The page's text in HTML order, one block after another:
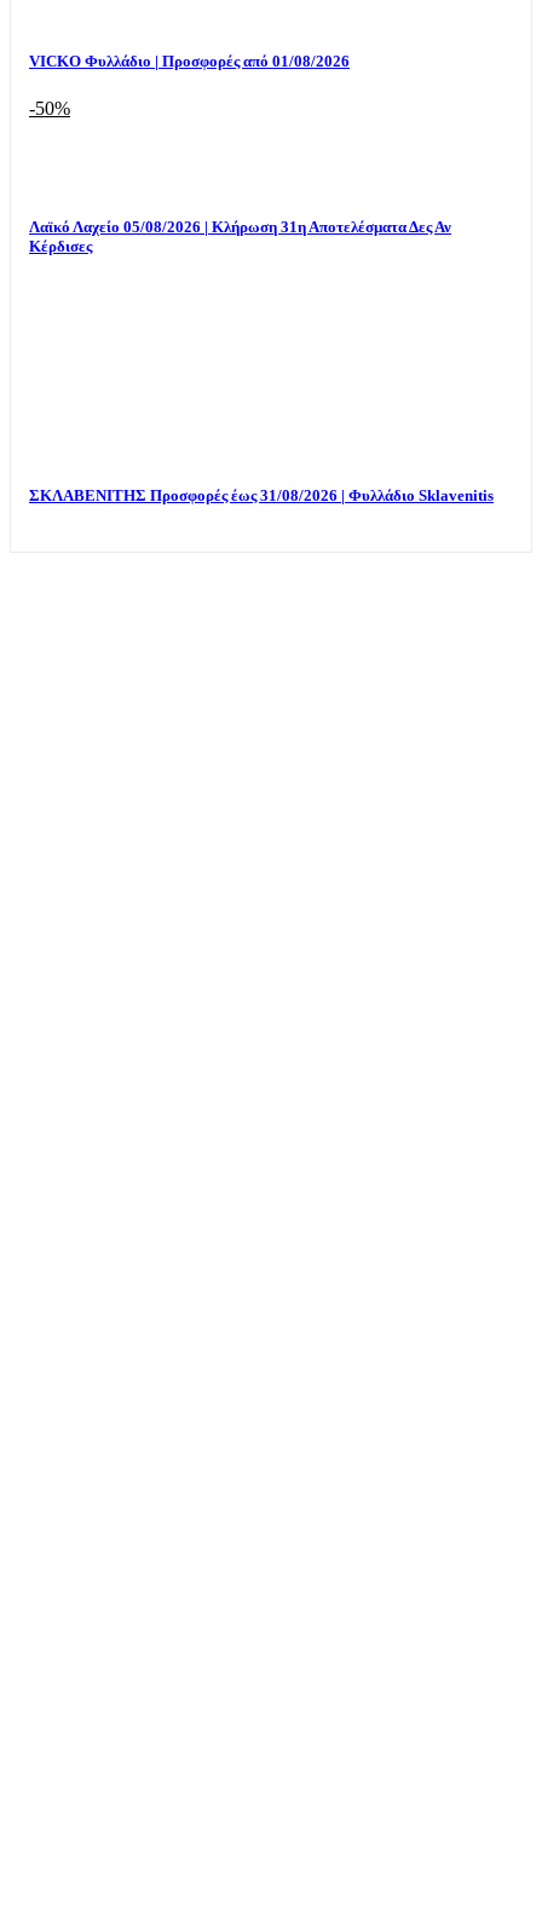
VICKO Φυλλάδιο | Προσφορές από 01/08/2026
-50%
Λαϊκό Λαχείο 05/08/2026 | Κλήρωση 31η Αποτελέσματα Δες Αν
Κέρδισες
ΣΚΛΑΒΕΝΙΤΗΣ Προσφορές έως 31/08/2026 | Φυλλάδιο Sklavenitis